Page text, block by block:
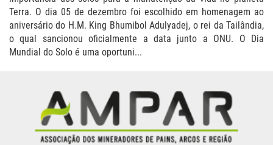
Terra. O dia 05 de dezembro foi escolhido em homenagem ao
aniversário do H.M. King Bhumibol Adulyadej, o rei da Tailândia,
o qual sancionou oficialmente a data junto a ONU. O Dia
Mundial do Solo é uma oportuni...